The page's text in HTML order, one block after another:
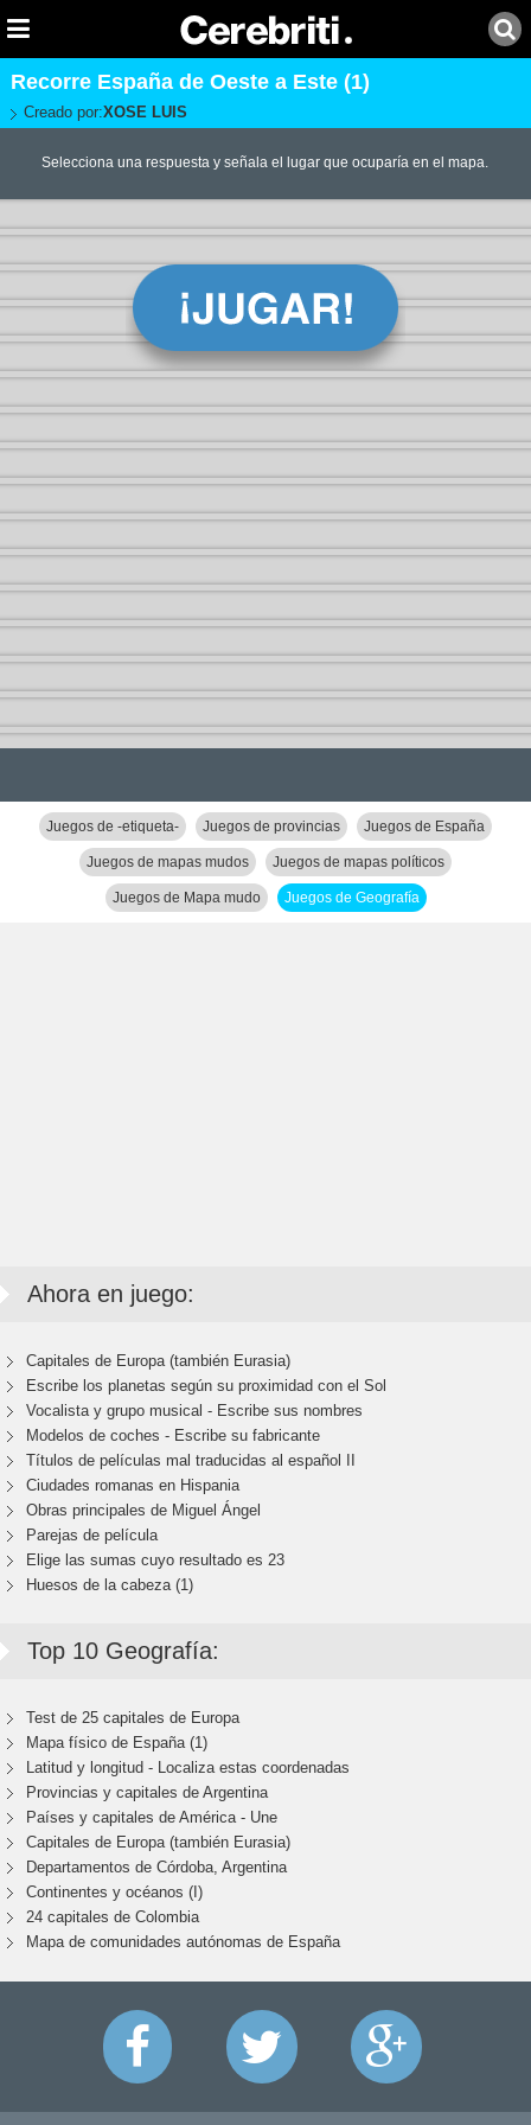
Recorre España de Oeste a Este (1)
Creado por:XOSE LUIS
Selecciona una respuesta y señala el lugar que ocuparía en el mapa.
Juegos de -etiqueta- Juegos de provincias Juegos de España
Juegos de mapas mudos Juegos de mapas políticos
Juegos de Mapa mudo Juegos de Geografía
Ahora en juego:
Capitales de Europa (también Eurasia)
Escribe los planetas según su proximidad con el Sol
Vocalista y grupo musical - Escribe sus nombres
Modelos de coches - Escribe su fabricante
Títulos de películas mal traducidas al español II
Ciudades romanas en Hispania
Obras principales de Miguel Ángel
Parejas de película
Elige las sumas cuyo resultado es 23
Huesos de la cabeza (1)
Top 10 Geografía:
Test de 25 capitales de Europa
Mapa físico de España (1)
Latitud y longitud - Localiza estas coordenadas
Provincias y capitales de Argentina
Países y capitales de América - Une
Capitales de Europa (también Eurasia)
Departamentos de Córdoba, Argentina
Continentes y océanos (I)
24 capitales de Colombia
Mapa de comunidades autónomas de España